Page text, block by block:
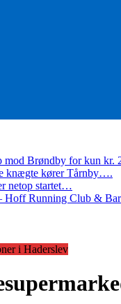
mod Brøndby for kun kr.
knægte kører Tårnby….
netop startet…
Hoff Running Club &
i Haderslev